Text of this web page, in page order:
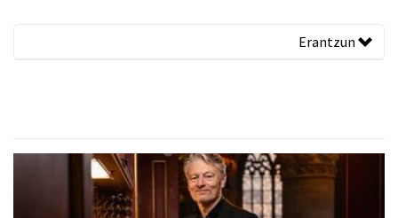
Erantzun